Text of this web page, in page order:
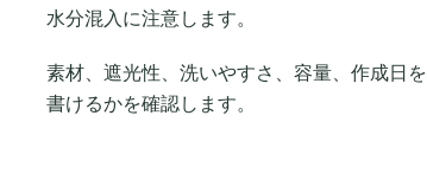
水分混入に注意します。
素材、遮光性、洗いやすさ、容量、作成日を
書けるかを確認します。